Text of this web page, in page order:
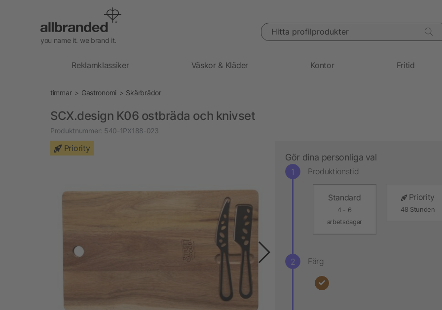
you name it. we brand it.
Hitta profilprodukter
Reklamklassiker Väskor & Kläder Kontor Fritid
timmar Gastronomi Skärbrädor
SCX.design K06 ostbräda och knivset
Produktnummer: 540-1PX188-023
Priority
Gör dina personliga val
Produktionstid
Standard
4 - 6
arbetsdagar
Priority
48 Stunden
Färg